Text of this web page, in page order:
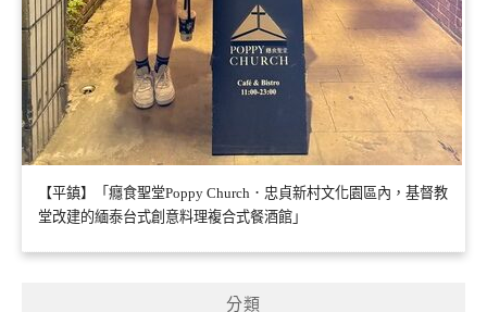
【平鎮】「癮食聖堂Poppy Church．忠貞新村文化園區內，基督教
堂改建的緬泰台式創意料理複合式餐酒館」
分類